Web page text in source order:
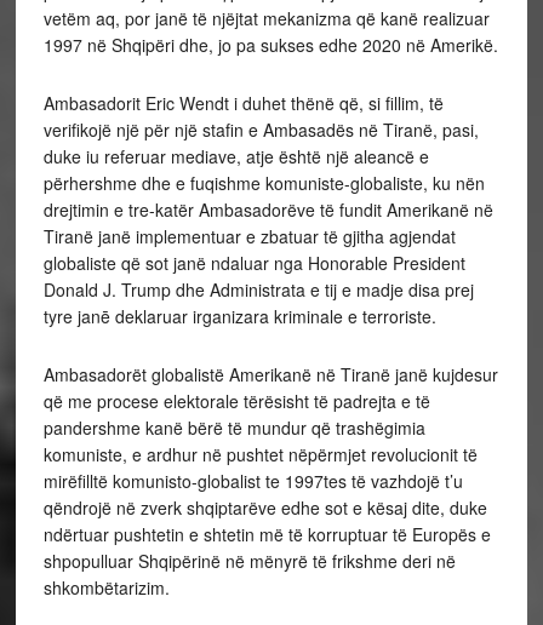
vetëm aq, por janë të njëjtat mekanizma që kanë realizuar
1997 në Shqipëri dhe, jo pa sukses edhe 2020 në Amerikë.
Ambasadorit Eric Wendt i duhet thënë që, si fillim, të
verifikojë një për një stafin e Ambasadës në Tiranë, pasi,
duke iu referuar mediave, atje është një aleancë e
përhershme dhe e fuqishme komuniste-globaliste, ku nën
drejtimin e tre-katër Ambasadorëve të fundit Amerikanë në
Tiranë janë implementuar e zbatuar të gjitha agjendat
globaliste që sot janë ndaluar nga Honorable President
Donald J. Trump dhe Administrata e tij e madje disa prej
tyre janē deklaruar irganizara kriminale e terroriste.
Ambasadorët globalistë Amerikanë në Tiranë janë kujdesur
që me procese elektorale tërësisht të padrejta e të
pandershme kanë bërë të mundur që trashëgimia
komuniste, e ardhur në pushtet nëpërmjet revolucionit të
mirëfilltë komunisto-globalist te 1997tes të vazhdojë t’u
qëndrojë në zverk shqiptarëve edhe sot e kësaj dite, duke
ndërtuar pushtetin e shtetin më të korruptuar të Europës e
shpopulluar Shqipërinë në mënyrë të frikshme deri në
shkombëtarizim.